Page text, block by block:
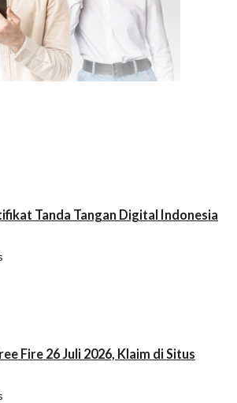
Tanda Tangan Digital Indonesia
Fire 26 Juli 2026, Klaim di Situs